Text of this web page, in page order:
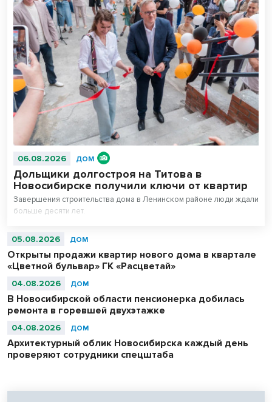
06.08.2026 ДОМ
Дольщики долгостроя на Титова в
Новосибирске получили ключи от квартир
Завершения строительства дома в Ленинском районе люди ждали
больше десяти лет.
05.08.2026 ДОМ
Открыты продажи квартир нового дома в квартале
«Цветной бульвар» ГК «Расцветай»
04.08.2026 ДОМ
В Новосибирской области пенсионерка добилась
ремонта в горевшей двухэтажке
04.08.2026 ДОМ
Архитектурный облик Новосибирска каждый день
проверяют сотрудники спецштаба